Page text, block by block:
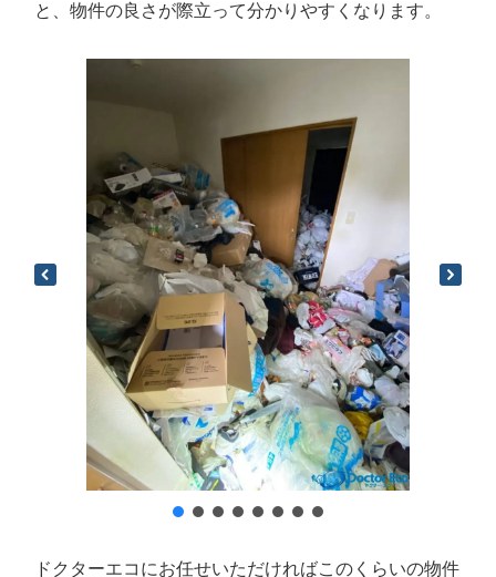
と、物件の良さが際立って分かりやすくなります。
ドクターエコにお任せいただければこのくらいの物件